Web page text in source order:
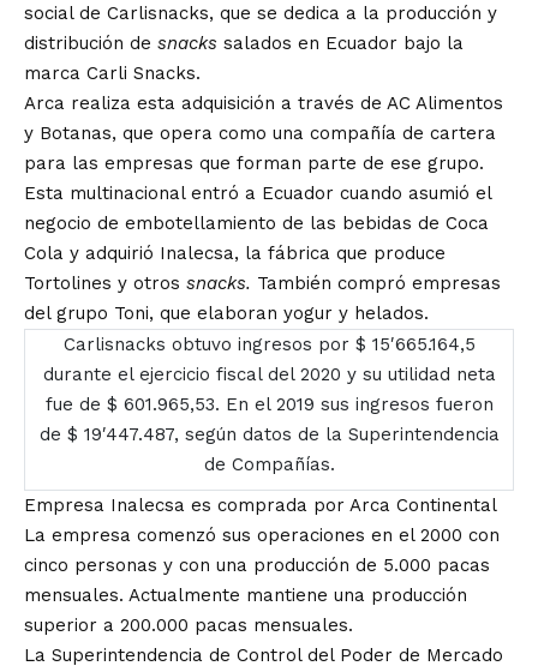
social de Carlisnacks, que se dedica a la producción y
distribución de snacks salados en Ecuador bajo la
marca Carli Snacks.
Arca realiza esta adquisición a través de AC Alimentos
y Botanas, que opera como una compañía de cartera
para las empresas que forman parte de ese grupo.
Esta multinacional entró a Ecuador cuando asumió el
negocio de embotellamiento de las bebidas de Coca
Cola y adquirió Inalecsa, la fábrica que produce
Tortolines y otros snacks. También compró empresas
del grupo Toni, que elaboran yogur y helados.
Carlisnacks obtuvo ingresos por $ 15′665.164,5
durante el ejercicio fiscal del 2020 y su utilidad neta
fue de $ 601.965,53. En el 2019 sus ingresos fueron
de $ 19′447.487, según datos de la Superintendencia
de Compañías.
Empresa Inalecsa es comprada por Arca Continental
La empresa comenzó sus operaciones en el 2000 con
cinco personas y con una producción de 5.000 pacas
mensuales. Actualmente mantiene una producción
superior a 200.000 pacas mensuales.
La Superintendencia de Control del Poder de Mercado